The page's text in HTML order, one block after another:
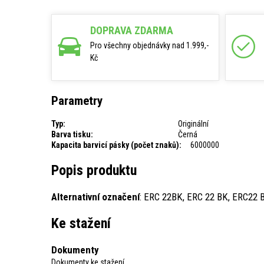
DOPRAVA ZDARMA
Pro všechny objednávky nad 1.999,-
Kč
Parametry
Typ:
Originální
Barva tisku:
Černá
Kapacita barvicí pásky (počet znaků):
6000000
Popis produktu
Alternativní označení: ERC 22BK, ERC 22 BK, ERC22
Ke stažení
Dokumenty